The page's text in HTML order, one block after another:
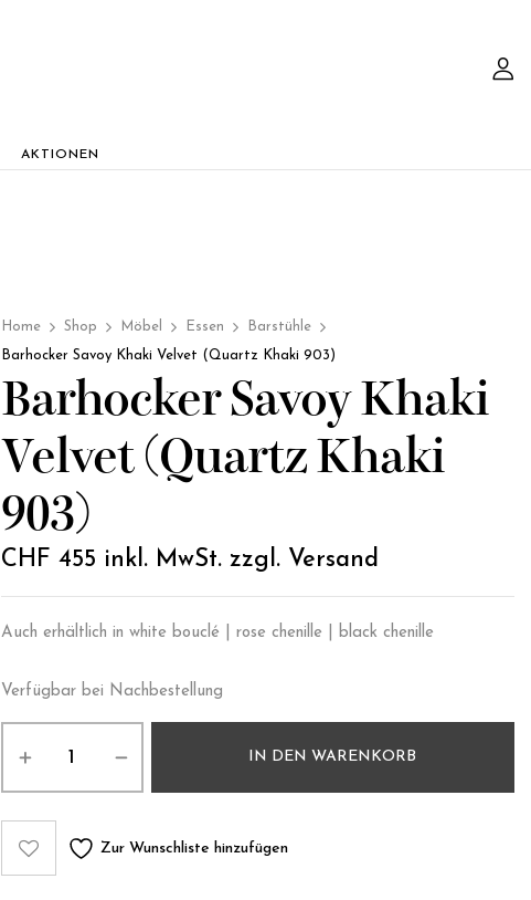
AKTIONEN
Home Shop Möbel Essen
Barstühle
Barhocker Savoy Khaki Velvet (Quartz Khaki 903)
Barhocker Savoy Khaki
Velvet (Quartz Khaki
903)
CHF 455 inkl. MwSt. zzgl. Versand
Auch erhältlich in white bouclé | rose chenille | black chenille
Verfügbar bei Nachbestellung
IN DEN WARENKORB
Zur Wunschliste hinzufügen